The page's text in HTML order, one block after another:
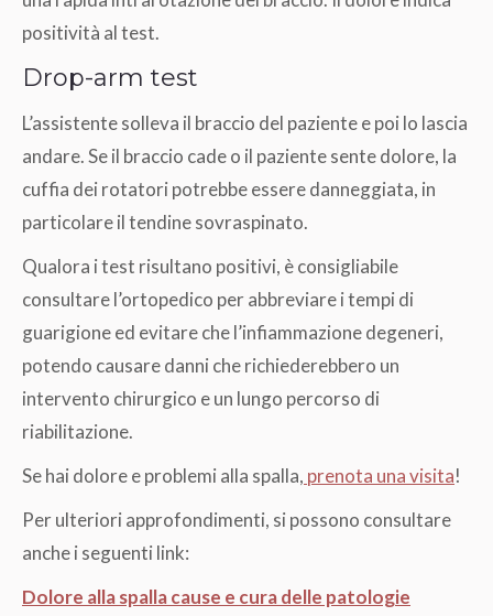
positività al test.
Drop-arm test
L’assistente solleva il braccio del paziente e poi lo lascia
andare. Se il braccio cade o il paziente sente dolore, la
cuffia dei rotatori potrebbe essere danneggiata, in
particolare il tendine sovraspinato.
Qualora i test risultano positivi, è consigliabile
consultare l’ortopedico per abbreviare i tempi di
guarigione ed evitare che l’infiammazione degeneri,
potendo causare danni che richiederebbero un
intervento chirurgico e un lungo percorso di
riabilitazione.
Se hai dolore e problemi alla spalla, prenota una visita!
Per ulteriori approfondimenti, si possono consultare
anche i seguenti link:
Dolore alla spalla cause e cura delle patologie